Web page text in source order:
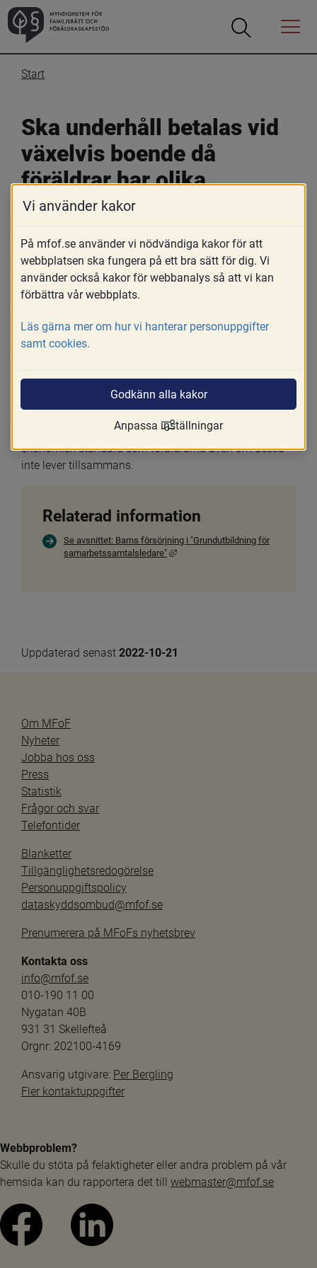
Öppna
Öppna
Menyn
Start
Ska underhåll betalas vid
växelvis boende då
föräldrar har olika
inkomst?
10 januari 2020
Skriv ut
Vid ett växelvis boende ska var och en av föräldrarna
förmåga (7 kap. 1 § FB). Situationen liknar delvis den
då föräldrarna lever tillsammans och de gemensamt
underhållsbidrag för barnet till den andra föräldern.
En central princip är att barnet ska ha likartad
ekonomisk standard som föräldrarna även om dessa
inte lever tillsammans.
Relaterad information
Se avsnittet: Barns försörjning i "Grundutbildning för
samarbetssamtalsledare"
Länk till annan webbplats, öppnas
Uppdaterad senast 2022-10-21
Om MFoF
Nyheter
Jobba hos oss
Press
Statistik
Frågor och svar
Telefontider
Blanketter
Tillgänglighetsredogörelse
Personuppgiftspolicy
dataskyddsombud@mfof.se
Prenumerera på MFoFs nyhetsbrev
Kontakta oss
info@mfof.se
010-190 11 00
Nygatan 40B
931 31 Skellefteå
Orgnr: 202100-4169
Ansvarig utgivare: Per Bergling
Fler kontaktuppgifter
Webbproblem?
Skulle du stöta på felaktigheter eller andra problem på vår
hemsida kan du rapportera det till webmaster@mfof.se
Vi använder kakor
På mfof.se använder vi nödvändiga kakor för att
webbplatsen ska fungera på ett bra sätt för dig. Vi
använder också kakor för webbanalys så att vi kan
förbättra vår webbplats.
Läs gärna mer om hur vi hanterar personuppgifter
samt cookies.
Godkänn alla kakor
Anpassa inställningar